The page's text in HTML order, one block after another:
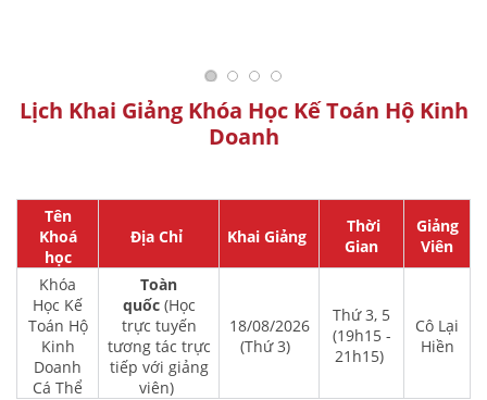
Lịch Khai Giảng Khóa Học Kế Toán Hộ Kinh
Doanh
Tên
Khoá
học
Địa Chỉ Khai Giảng
Thời
Gian
Giảng
Viên
Khóa
Học Kế
Toán Hộ
Kinh
Doanh
Cá Thể
Toàn
quốc(Học
trực tuyến
tương tác trực
tiếp với giảng
viên)
18/08/2026
(Thứ 3)
Thứ 3, 5
(19h15 -
21h15)
Cô Lại
Hiền